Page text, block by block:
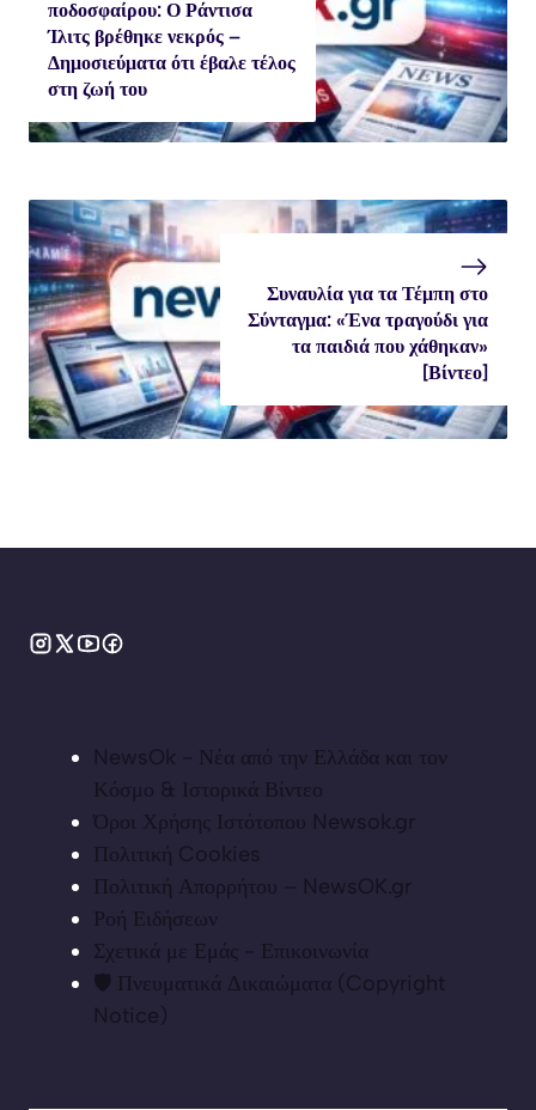
ποδοσφαίρου: Ο Ράντισα
Ίλιτς βρέθηκε νεκρός –
Δημοσιεύματα ότι έβαλε τέλος
στη ζωή του
Συναυλία για τα Τέμπη στο
Σύνταγμα: «Ένα τραγούδι για
τα παιδιά που χάθηκαν»
[Βίντεο]
NewsOk - Νέα από την Ελλάδα και τον
Κόσμο & Ιστορικά Βίντεο
Όροι Χρήσης Ιστότοπου Newsok.gr
Πολιτική Cookies
Πολιτική Απορρήτου – NewsOK.gr
Ροή Ειδήσεων
Σχετικά με Εμάς - Επικοινωνία
🛡️ Πνευματικά Δικαιώματα (Copyright
Notice)